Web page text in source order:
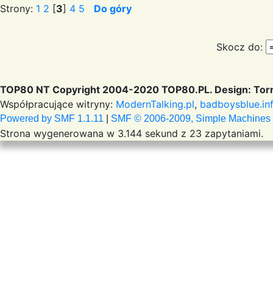
Strony: 1 2 [3] 4 5 Do góry
Skocz do:
TOP80 NT Copyright 2004-2020 TOP80.PL. Design:
Współpracujące witryny: ModernTalking.pl,
Powered by SMF 1.1.11 SMF © 2006-2009, Simple Machines
Strona wygenerowana w 3.144 sekund z 23 zapytaniami.